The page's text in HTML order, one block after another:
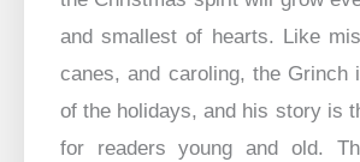
and smallest of hearts. Like
canes, and caroling, the Grinch
of the holidays, and his story is
for readers young and old.